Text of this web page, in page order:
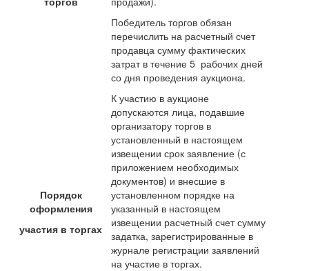
Победитель торгов обязан
перечислить на расчетный счет
продавца сумму фактических
затрат в течение 5 рабочих дней
со дня проведения аукциона.
Порядок
оформления
участия в торгах
К участию в аукционе
допускаются лица, подавшие
организатору торгов в
установленный в настоящем
извещении срок заявление (с
приложением необходимых
документов) и внесшие в
установленном порядке на
указанный в настоящем
извещении расчетный счет сумму
задатка, зарегистрированные в
журнале регистрации заявлений
на участие в торгах.